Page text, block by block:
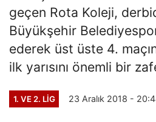
geçen Rota Koleji,
Büyükşehir
ederek üst üste 4.
ilk yarısını önemli bir
1. VE 2. LIG 23 Aralık 2018 -